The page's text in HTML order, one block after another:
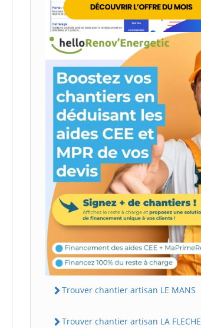
Trouver chantier artisan LE MANS
Trouver chantier artisan LA FLECHE